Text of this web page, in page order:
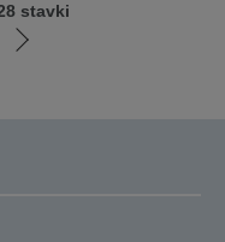
Idi
stavki